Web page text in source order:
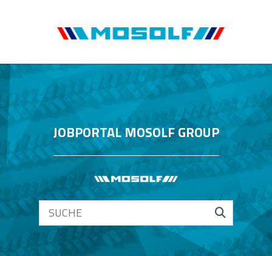
JOBPORTAL MOSOLF GROUP